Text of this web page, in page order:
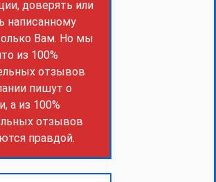
доверять или
написанному
Вам. Но мы
из 100%
отзывов
пишут о
а из 100%
отзывов
правдой.